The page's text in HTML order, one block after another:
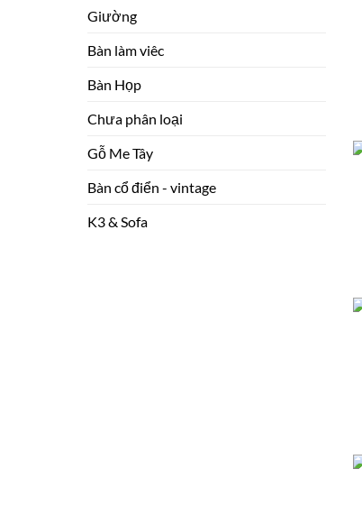
Giường
Bàn làm viêc
Bàn Họp
Chưa phân loại
Gỗ Me Tây
Bàn cổ điển - vintage
K3 & Sofa